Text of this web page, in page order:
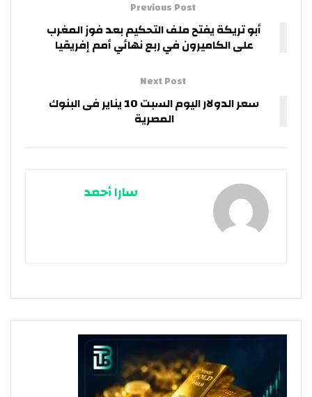
Previous Post
أبو تريكة يفتح ملف التحكيم بعد فوز المغرب
على الكاميرون في ربع نهائي أمم إفريقيا
Next Post
سعر الدولار اليوم السبت 10 يناير فى البنوك
المصرية
سارا أحمد